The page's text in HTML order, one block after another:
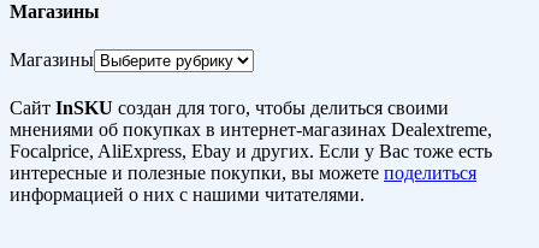
Магазины
Магазины
Сайт InSKU создан для того, чтобы делиться своими
мнениями об покупках в интернет-магазинах Dealextreme,
Focalprice, AliExpress, Ebay и других. Если у Вас тоже есть
интересные и полезные покупки, вы можете поделиться
информацией о них с нашими читателями.